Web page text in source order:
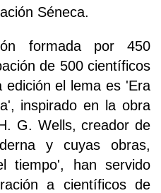
Séneca.
formada por 450
de 500 científicos
edición el lema es 'Era
inspirado en la obra
G. Wells, creador de
y cuyas obras,
tiempo', han servido
a científicos de